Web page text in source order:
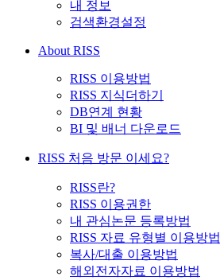
내 정보
검색환경설정
About RISS
RISS 이용방법
RISS 지식더하기
DB연계 현황
BI 및 배너 다운로드
RISS 처음 방문 이세요?
RISS란?
RISS 이용권한
내 관심논문 등록방법
RISS 자료 유형별 이용방법
복사/대출 이용방법
해외전자자료 이용방법